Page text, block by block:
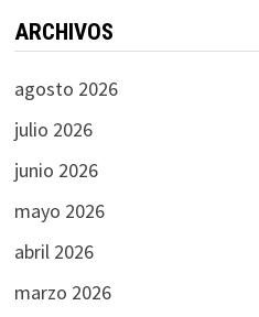
ARCHIVOS
agosto 2026
julio 2026
junio 2026
mayo 2026
abril 2026
marzo 2026